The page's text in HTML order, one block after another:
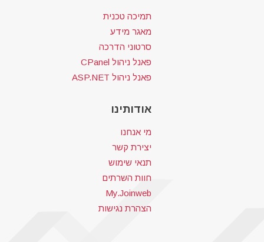
תמיכה טכנית
מאגר מידע
סרטוני הדרכה
פאנל ניהול CPanel
פאנל ניהול ASP.NET
אודותינו
מי אנחנו
יצירת קשר
תנאי שימוש
חוות השרתים
My.Joinweb
הצהרת נגישות